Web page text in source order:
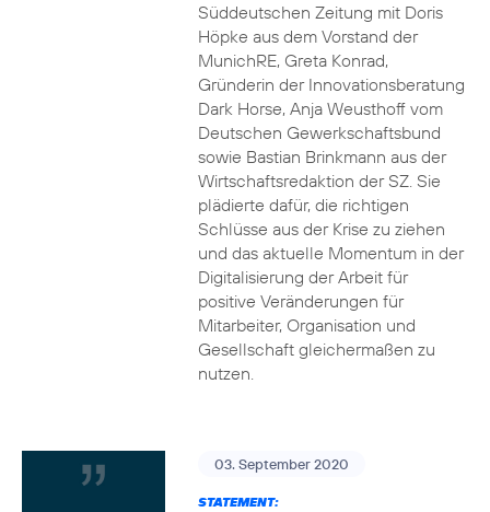
Süddeutschen Zeitung mit Doris
Höpke aus dem Vorstand der
MunichRE, Greta Konrad,
Gründerin der Innovationsberatung
Dark Horse, Anja Weusthoff vom
Deutschen Gewerkschaftsbund
sowie Bastian Brinkmann aus der
Wirtschaftsredaktion der SZ. Sie
plädierte dafür, die richtigen
Schlüsse aus der Krise zu ziehen
und das aktuelle Momentum in der
Digitalisierung der Arbeit für
positive Veränderungen für
Mitarbeiter, Organisation und
Gesellschaft gleichermaßen zu
nutzen.
03. September 2020
STATEMENT: